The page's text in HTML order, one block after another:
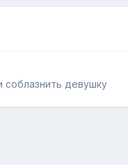
соблазнить девушку